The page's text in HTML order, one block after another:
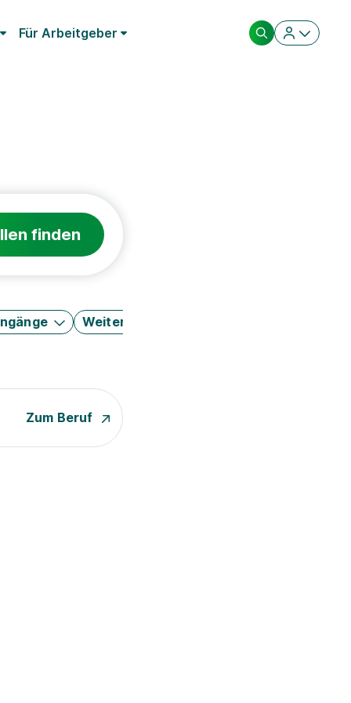
Für Arbeitgeber
finden
Weitere Filter
Zum Beruf